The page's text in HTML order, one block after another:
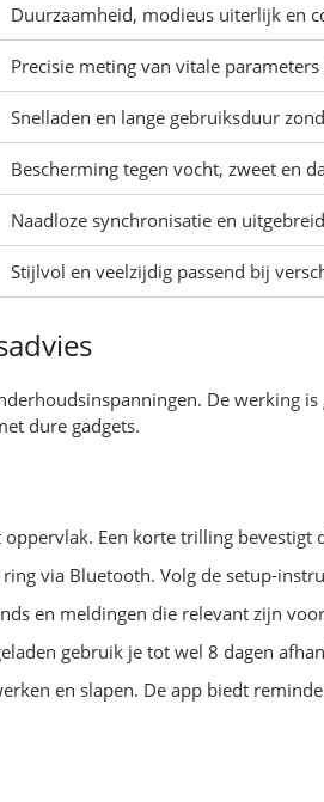
Duurzaamheid, modieus uiterlijk en
Precisie meting van vitale
Snelladen en lange gebruiksduur
Bescherming tegen vocht, zweet en
Naadloze synchronisatie en
Stijlvol en veelzijdig passend bij
De werking
dure gadgets.
Een korte trilling bevestigt
via Bluetooth. Volg de setup-
en meldingen die relevant zijn
gebruik je tot wel 8 dagen
en slapen. De app biedt